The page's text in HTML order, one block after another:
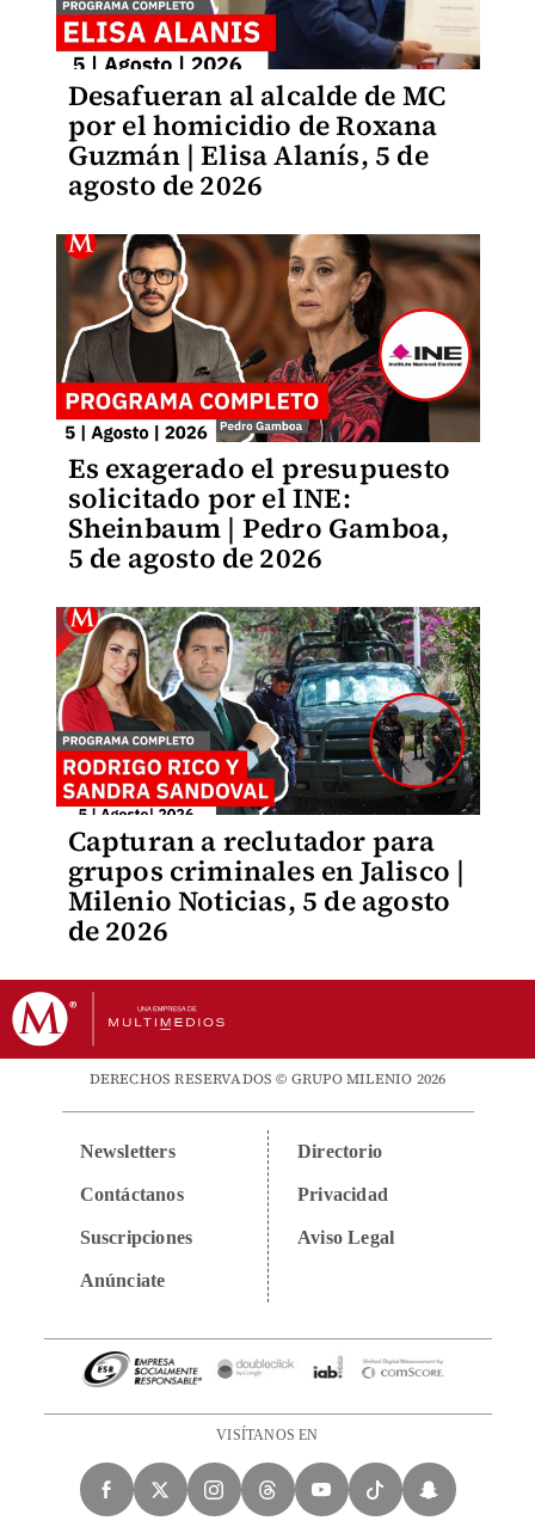
Desafueran al alcalde de MC
por el homicidio de Roxana
Guzmán | Elisa Alanís, 5 de
agosto de 2026
Es exagerado el presupuesto
solicitado por el INE:
Sheinbaum | Pedro Gamboa,
5 de agosto de 2026
Capturan a reclutador para
grupos criminales en Jalisco |
Milenio Noticias, 5 de agosto
de 2026
DERECHOS RESERVADOS © GRUPO MILENIO 2026
Newsletters
Contáctanos
Suscripciones
Anúnciate
Directorio
Privacidad
Aviso Legal
VISÍTANOS EN